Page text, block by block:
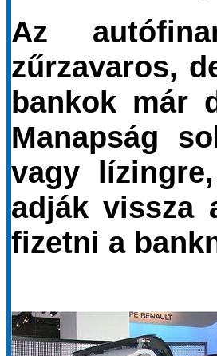
Az
zűrzavaros,
bankok már
Manapság
vagy
adják vissza
fizetni a